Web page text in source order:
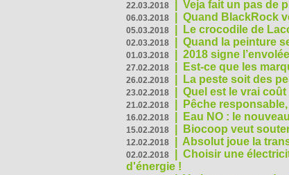
22.03.2018 Veja fait un pas de
06.03.2018 Quand BlackRock
05.03.2018 Le crocodile de
02.03.2018 Quand la peinture
01.03.2018 2018 signe
27.02.2018 Est-ce que les
26.02.2018 La peste soit des
23.02.2018 Quel est le vrai
21.02.2018 Pêche
16.02.2018 Eau NO : le
15.02.2018 Biocoop veut
12.02.2018 Absolut joue la
02.02.2018
Choisir une
d'énergie !